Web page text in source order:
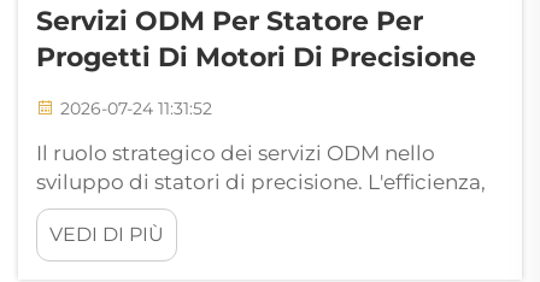
Servizi ODM Per Statore Per
Progetti Di Motori Di Precisione
2026-07-24 11:31:52
Il ruolo strategico dei servizi ODM nello
sviluppo di statori di precisione. L'efficienza,
la durata e l'affidabilità complessiva di
qualsiasi motore elettrico ad alte prestazioni
dipendono fondamentalmente dalla qualità
VEDI DI PIÙ